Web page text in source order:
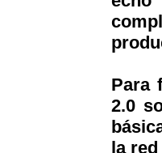
Para
2.0
la